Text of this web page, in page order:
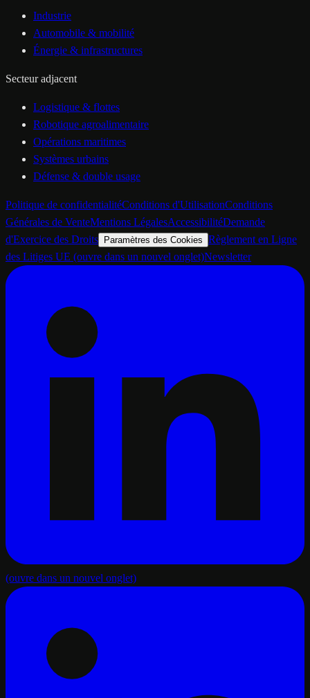
Industrie
Automobile & mobilité
Énergie & infrastructures
Secteur adjacent
Logistique & flottes
Robotique agroalimentaire
Opérations maritimes
Systèmes urbains
Défense & double usage
Politique de confidentialitéConditions d'UtilisationConditions
Générales de VenteMentions LégalesAccessibilitéDemande
d'Exercice des Droits
Paramètres des Cookies Règlement en Ligne
des Litiges UE (ouvre dans un nouvel onglet)Newsletter
(ouvre dans un nouvel onglet)